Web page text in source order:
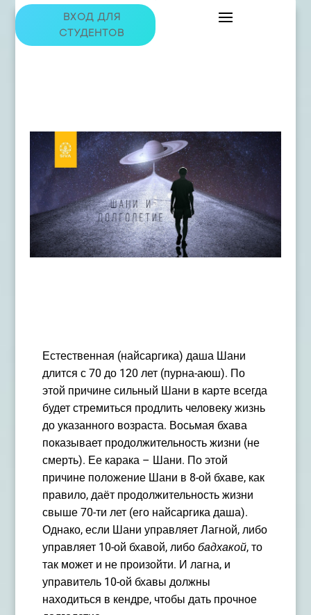
ВХОД ДЛЯ
СТУДЕНТОВ
Естественная (найсаргика) даша Шани
длится с 70 до 120 лет (пурна-аюш). По
этой причине сильный Шани в карте всегда
будет стремиться продлить человеку жизнь
до указанного возраста. Восьмая бхава
показывает продолжительность жизни (не
смерть). Ее карака – Шани. По этой
причине положение Шани в 8-ой бхаве, как
правило, даёт продолжительность жизни
свыше 70-ти лет (его найсаргика даша).
Однако, если Шани управляет Лагной, либо
управляет 10-ой бхавой, либо бадхакой, то
так может и не произойти. И лагна, и
управитель 10-ой бхавы должны
находиться в кендре, чтобы дать прочное